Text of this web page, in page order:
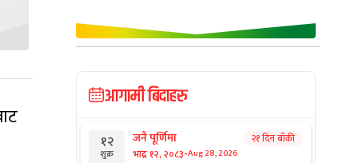
आगामी बिदाहरु
१२
शुक्र
जनै पूर्णिमा
भाद्र १२, २०८३-Aug 28, 2026
२१ दिन बाँकी